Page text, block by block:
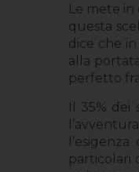
Le mete in
questa
dice che
alla
perfetto
Il 35% dei
particolari